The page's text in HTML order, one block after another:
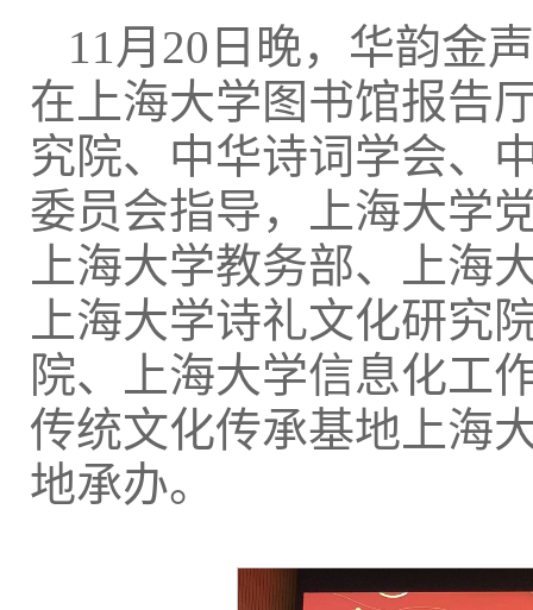
11月20日晚，华韵金
在上海大学图书馆报告
究院、中华诗词学会、
委员会指导，上海大学
上海大学教务部、上海
上海大学诗礼文化研究
院、上海大学信息化工
传统文化传承基地上海
地承办。